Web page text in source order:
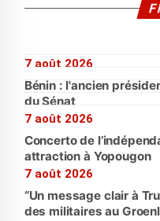
7 août 2026
Bénin : l'ancien
du Sénat
7 août 2026
Concerto de
attraction à Yopougon
7 août 2026
“Un message clair à
des militaires au